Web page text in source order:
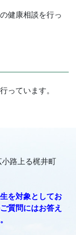
健康相談を行っ
っています。
路上る梶井町
を対象としてお
質問にはお答え